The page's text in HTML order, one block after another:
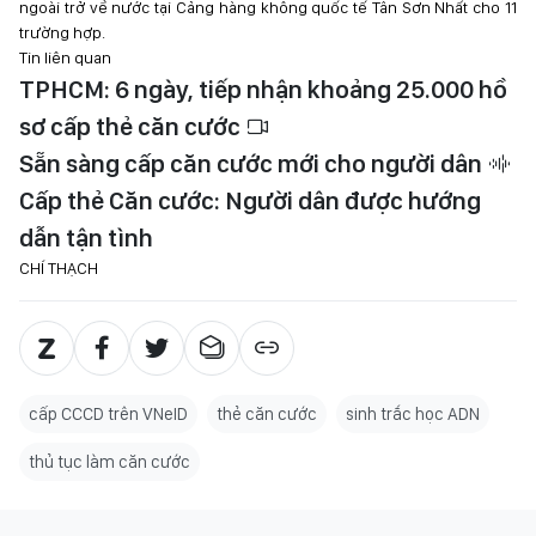
ngoài trở về nước tại Cảng hàng không quốc tế Tân Sơn Nhất cho 11
trường hợp.
Tin liên quan
TPHCM: 6 ngày, tiếp nhận khoảng 25.000 hồ
sơ cấp thẻ căn cước
Sẵn sàng cấp căn cước mới cho người dân
Cấp thẻ Căn cước: Người dân được hướng
dẫn tận tình
CHÍ THẠCH
cấp CCCD trên VNeID thẻ căn cước sinh trắc học ADN
thủ tục làm căn cước